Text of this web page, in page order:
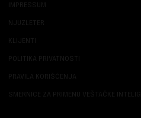
IMPRESSUM
NJUZLETER
KLIJENTI
POLITIKA PRIVATNOSTI
PRAVILA KORIŠĆENJA
SMERNICE ZA PRIMENU VEŠTAČKE